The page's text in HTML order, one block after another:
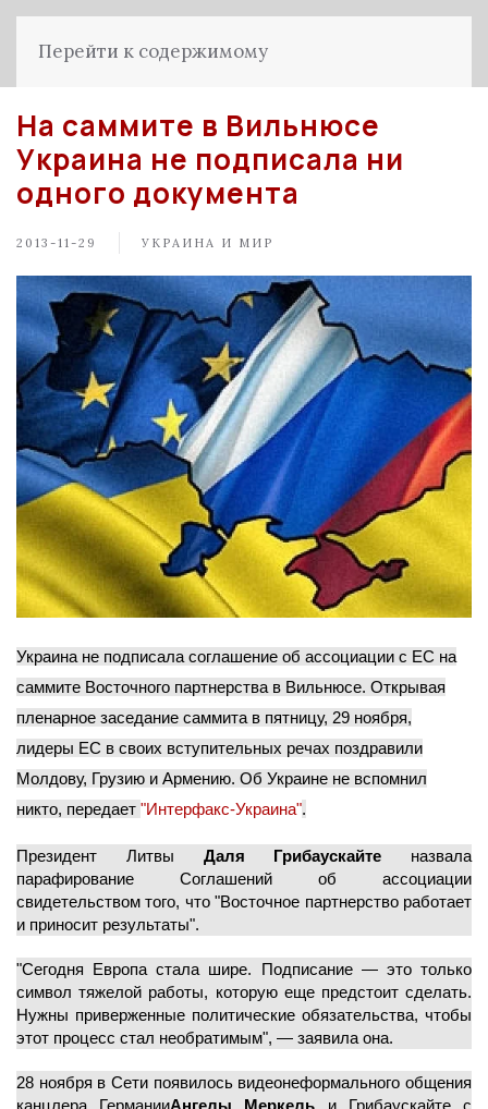
Перейти к содержимому
На саммите в Вильнюсе
Украина не подписала ни
одного документа
2013-11-29 УКРАИНА И МИР
Украина не подписала соглашение об ассоциации с ЕС на
саммите Восточного партнерства в Вильнюсе. Открывая
пленарное заседание саммита в пятницу, 29 ноября,
лидеры ЕС в своих вступительных речах поздравили
Молдову, Грузию и Армению. Об Украине не вспомнил
никто, передает "Интерфакс-Украина".
Президент Литвы Даля Грибаускайте назвала
парафирование Соглашений об ассоциации
свидетельством того, что "Восточное партнерство работает
и приносит результаты".
"Сегодня Европа стала шире. Подписание — это только
символ тяжелой работы, которую еще предстоит сделать.
Нужны приверженные политические обязательства, чтобы
этот процесс стал необратимым", — заявила она.
28 ноября в Сети появилось видеонеформального общения